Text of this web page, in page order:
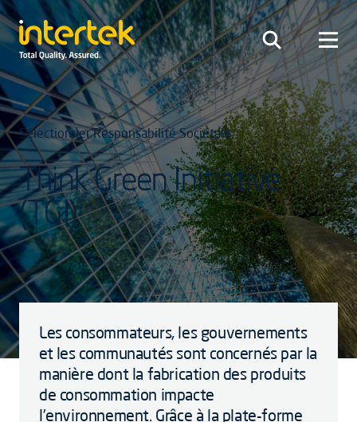
Sélectionner Responsabilité Sociétale
Think Green Initiative
(TGI)
Les consommateurs, les gouvernements
et les communautés sont concernés par la
manière dont la fabrication des produits
de consommation impacte
l’environnement. Grâce à la plate-forme